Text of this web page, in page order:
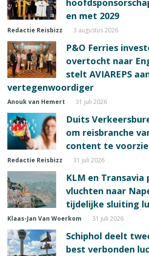
en met 2029
Redactie Reisbizz 3 augustus 2026
P&O Ferries
overtocht naar
stelt AVIAREPS
vertegenwoordiger
Anouk van Hemert 31 juli 2026
Duits
om reisbranche
content te
Redactie Reisbizz 31 juli 2026
KLM en Transavia
vluchten naar
tijdelijke sluiting
Klaas-Jan Van Woerkom 31 juli 2026
Schiphol deelt
best verbonden